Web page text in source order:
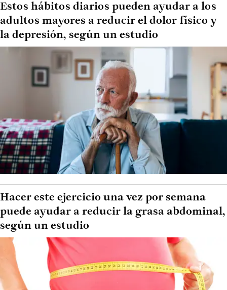
Estos hábitos diarios pueden ayudar a los
adultos mayores a reducir el dolor físico y
la depresión, según un estudio
Hacer este ejercicio una vez por semana
puede ayudar a reducir la grasa abdominal,
según un estudio